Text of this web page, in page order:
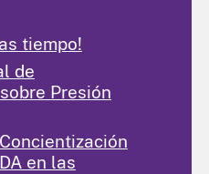
tiempo!
de
Presión
en las